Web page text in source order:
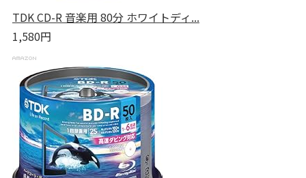
TDK CD-R 音楽用 80分 ホワイトディ...
1,580円